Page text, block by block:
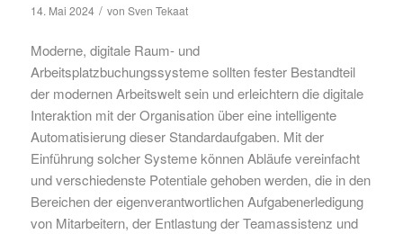
14. Mai 2024 / von Sven Tekaat
Moderne, digitale Raum- und
Arbeitsplatzbuchungssysteme sollten fester Bestandteil
der modernen Arbeitswelt sein und erleichtern die digitale
Interaktion mit der Organisation über eine intelligente
Automatisierung dieser Standardaufgaben. Mit der
Einführung solcher Systeme können Abläufe vereinfacht
und verschiedenste Potentiale gehoben werden, die in den
Bereichen der eigenverantwortlichen Aufgabenerledigung
von Mitarbeitern, der Entlastung der Teamassistenz und